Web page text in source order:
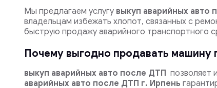
Мы предлагаем услугу выкуп аварийных авто
владельцам избежать хлопот, связанных с
быструю продажу аварийного транспортного
Почему выгодно продавать машину
выкуп аварийных авто после ДТП позволяет
аварийных авто после ДТП г. Ирпень